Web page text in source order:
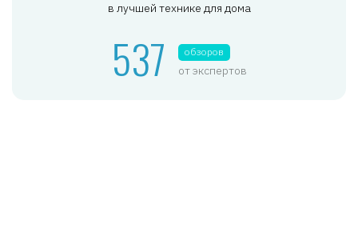
в лучшей технике для дома
537 обзоров
от экспертов